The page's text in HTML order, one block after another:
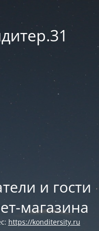
и гости
магазина
https://konditersity.ru